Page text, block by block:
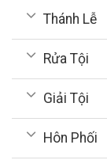
Thánh Lễ
Rửa Tội
Giải Tội
Hôn Phối